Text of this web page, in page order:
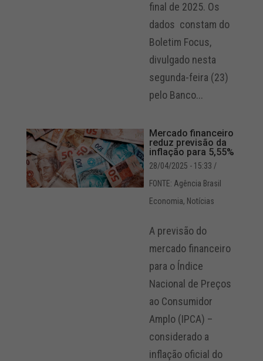
final de 2025. Os
dados constam do
Boletim Focus,
divulgado nesta
segunda-feira (23)
pelo Banco...
Mercado financeiro
reduz previsão da
inflação para 5,55%
28/04/2025 - 15:33 /
FONTE: Agência Brasil
Economia, Notícias
A previsão do
mercado financeiro
para o Índice
Nacional de Preços
ao Consumidor
Amplo (IPCA) –
considerado a
inflação oficial do